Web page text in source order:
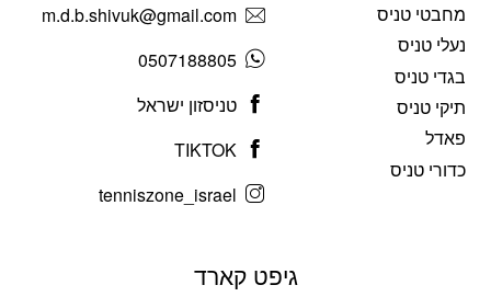
מחבטי טניס
נעלי טניס
בגדי טניס
תיקי טניס
פאדל
כדורי טניס
m.d.b.shivuk@gmail.com
0507188805
טניסזון ישראל
TIKTOK
tenniszone_israel
גיפט קארד